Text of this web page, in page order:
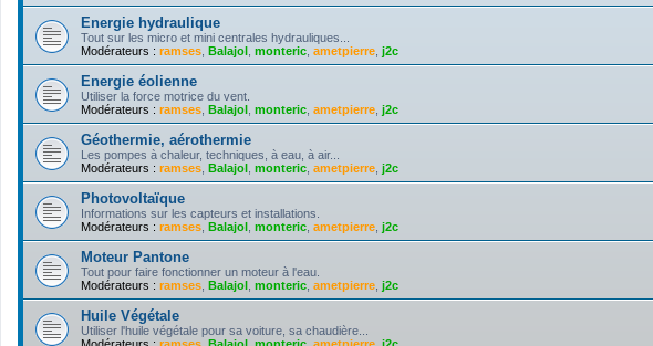
Energie hydraulique
Tout sur les micro et mini centrales hydrauliques...
Modérateurs : ramses Balajol monteric ametpierre j2c
Energie éolienne
Utiliser la force motrice du vent.
Modérateurs : ramses Balajol monteric ametpierre j2c
Géothermie, aérothermie
Les pompes à chaleur, techniques, à eau, à air...
Modérateurs : ramses Balajol monteric ametpierre j2c
Photovoltaïque
Informations sur les capteurs et installations.
Modérateurs : ramses Balajol monteric ametpierre j2c
Moteur Pantone
Tout pour faire fonctionner un moteur à l'eau.
Modérateurs : ramses Balajol monteric ametpierre j2c
Huile Végétale
Utiliser l'huile végétale pour sa voiture, sa chaudière...
Modérateurs : ramses Balajol monteric ametpierre j2c